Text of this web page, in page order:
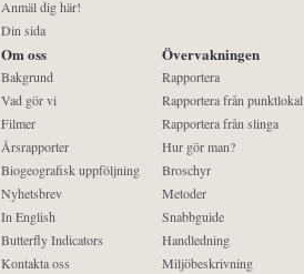
Anmäl dig här!
Din sida
Om oss
Bakgrund
Vad gör vi
Filmer
Årsrapporter
Biogeografisk uppföljning
Nyhetsbrev
In English
Butterfly Indicators
Kontakta oss
Övervakningen
Rapportera
Rapportera från punktlokal
Rapportera från slinga
Hur gör man?
Broschyr
Metoder
Snabbguide
Handledning
Miljöbeskrivning